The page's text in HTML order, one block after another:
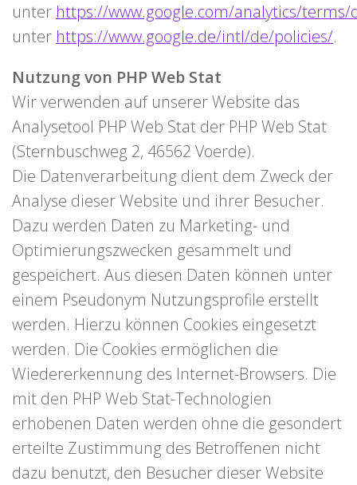
unter https://www.google.com/analytics/
unter https://www.google.de/intl/de/policies/.
Nutzung von PHP Web Stat
Wir verwenden auf unserer Website das
Analysetool PHP Web Stat der PHP Web Stat
(Sternbuschweg 2, 46562 Voerde).
Die Datenverarbeitung dient dem Zweck der
Analyse dieser Website und ihrer Besucher.
Dazu werden Daten zu Marketing- und
Optimierungszwecken gesammelt und
gespeichert. Aus diesen Daten können unter
einem Pseudonym Nutzungsprofile erstellt
werden. Hierzu können Cookies eingesetzt
werden. Die Cookies ermöglichen die
Wiedererkennung des Internet-Browsers. Die
mit den PHP Web Stat-Technologien
erhobenen Daten werden ohne die gesondert
erteilte Zustimmung des Betroffenen nicht
dazu benutzt, den Besucher dieser Website